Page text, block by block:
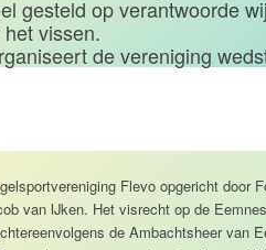
gesteld op verantwoorde
vissen.
de vereniging
Flevo opgericht door
van IJken. Het visrecht op de
de Ambachtsheer van